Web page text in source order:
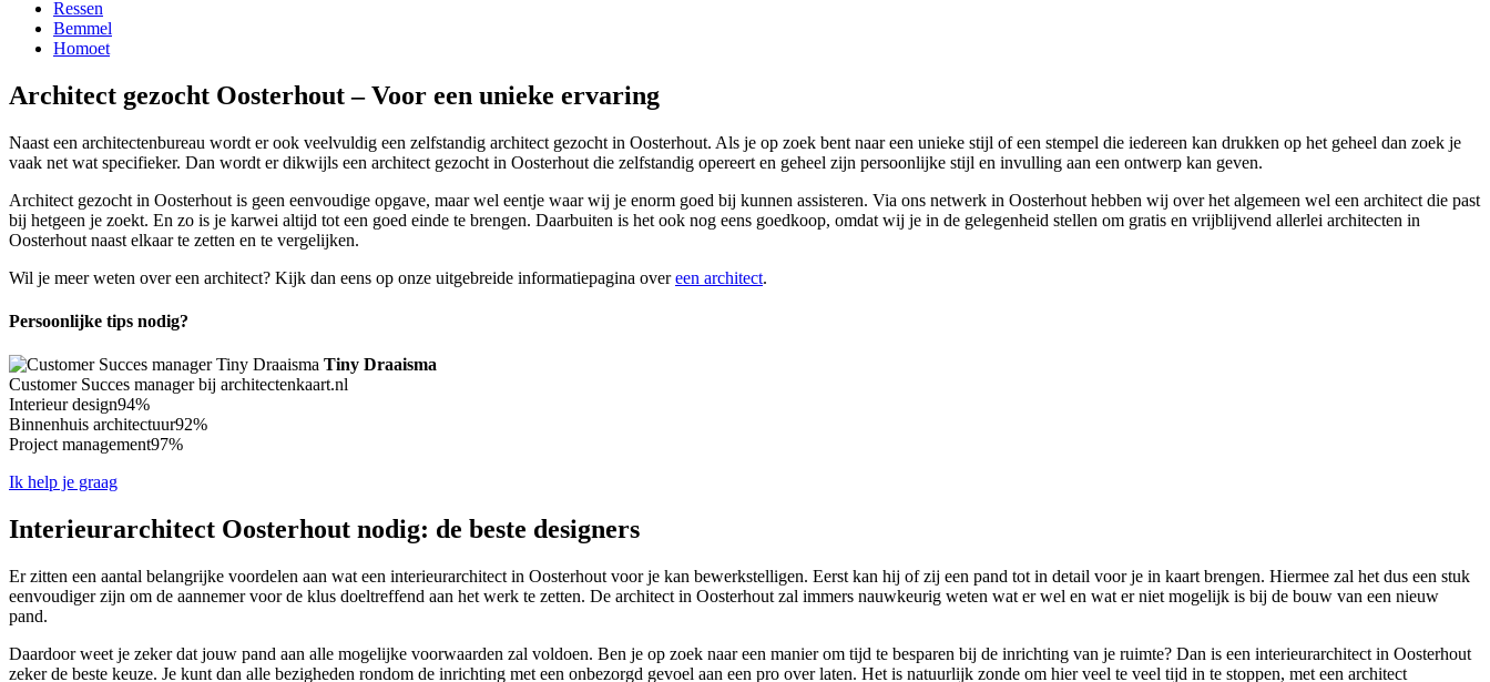
Ressen
Bemmel
Homoet
Architect gezocht Oosterhout – Voor een unieke ervaring
Naast een architectenbureau wordt er ook veelvuldig een zelfstandig architect gezocht in Oosterhout. Als je op zoek bent naar een unieke stijl of een stempel die iedereen kan drukken op het geheel dan zoek je
vaak net wat specifieker. Dan wordt er dikwijls een architect gezocht in Oosterhout die zelfstandig opereert en geheel zijn persoonlijke stijl en invulling aan een ontwerp kan geven.
Architect gezocht in Oosterhout is geen eenvoudige opgave, maar wel eentje waar wij je enorm goed bij kunnen assisteren. Via ons netwerk in Oosterhout hebben wij over het algemeen wel een architect die past
bij hetgeen je zoekt. En zo is je karwei altijd tot een goed einde te brengen. Daarbuiten is het ook nog eens goedkoop, omdat wij je in de gelegenheid stellen om gratis en vrijblijvend allerlei architecten in
Oosterhout naast elkaar te zetten en te vergelijken.
Wil je meer weten over een architect? Kijk dan eens op onze uitgebreide informatiepagina overeen architect.
Persoonlijke tips nodig?
Tiny Draaisma
Customer Succes manager bij architectenkaart.nl
Interieur design94%
Binnenhuis architectuur92%
Project management97%
Ik help je graag
Interieurarchitect Oosterhout nodig: de beste designers
Er zitten een aantal belangrijke voordelen aan wat een interieurarchitect in Oosterhout voor je kan bewerkstelligen. Eerst kan hij of zij een pand tot in detail voor je in kaart brengen. Hiermee zal het dus een stuk
eenvoudiger zijn om de aannemer voor de klus doeltreffend aan het werk te zetten. De architect in Oosterhout zal immers nauwkeurig weten wat er wel en wat er niet mogelijk is bij de bouw van een nieuw
pand.
Daardoor weet je zeker dat jouw pand aan alle mogelijke voorwaarden zal voldoen. Ben je op zoek naar een manier om tijd te besparen bij de inrichting van je ruimte? Dan is een interieurarchitect in Oosterhout
zeker de beste keuze. Je kunt dan alle bezigheden rondom de inrichting met een onbezorgd gevoel aan een pro over laten. Het is natuurlijk zonde om hier veel te veel tijd in te stoppen, met een architect